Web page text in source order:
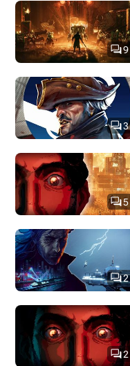
9
3
5
2
2